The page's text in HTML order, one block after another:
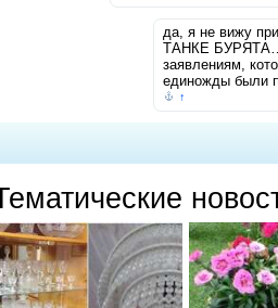
да, я не вижу
ТАНКЕ БУРЯТА…
заявлениям,
единожды были
↑